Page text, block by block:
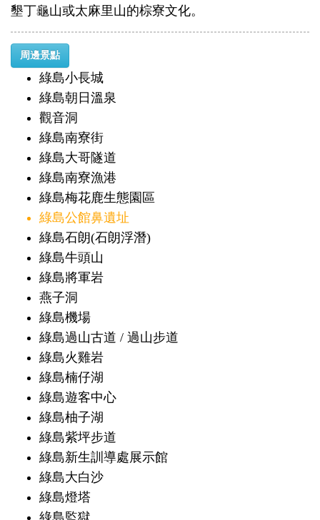
墾丁龜山或太麻里山的棕寮文化。
周邊景點
綠島小長城
綠島朝日溫泉
觀音洞
綠島南寮街
綠島大哥隧道
綠島南寮漁港
綠島梅花鹿生態園區
綠島公館鼻遺址
綠島石朗(石朗浮潛)
綠島牛頭山
綠島將軍岩
燕子洞
綠島機場
綠島過山古道 / 過山步道
綠島火雞岩
綠島楠仔湖
綠島遊客中心
綠島柚子湖
綠島紫坪步道
綠島新生訓導處展示館
綠島大白沙
綠島燈塔
綠島監獄